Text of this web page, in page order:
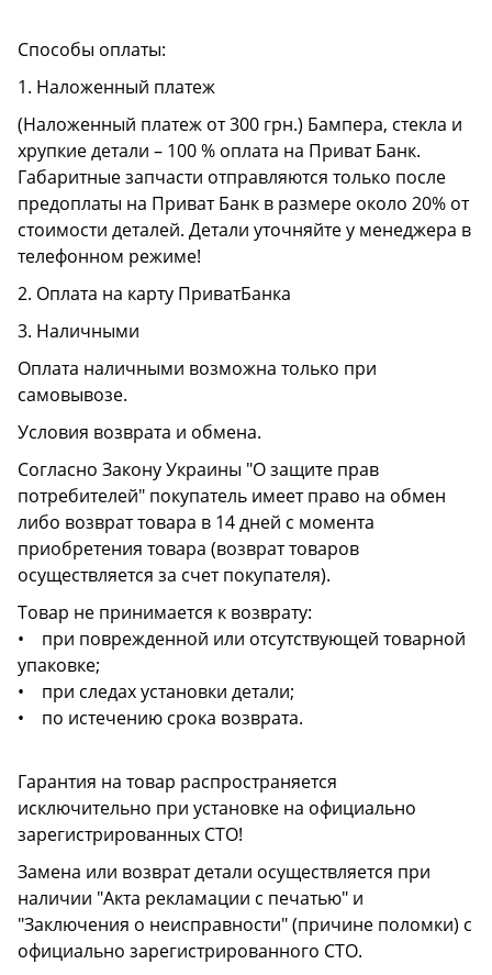
Способы оплаты:
1. Наложенный платеж
(Наложенный платеж от 300 грн.) Бампера, стекла и
хрупкие детали – 100 % оплата на Приват Банк.
Габаритные запчасти отправляются только после
предоплаты на Приват Банк в размере около 20% от
стоимости деталей. Детали уточняйте у менеджера в
телефонном режиме!
2. Оплата на карту ПриватБанка
3. Наличными
Оплата наличными возможна только при
самовывозе.
Условия возврата и обмена.
Согласно Закону Украины "О защите прав
потребителей" покупатель имеет право на обмен
либо возврат товара в 14 дней с момента
приобретения товара (возврат товаров
осуществляется за счет покупателя).
Товар не принимается к возврату:
• при поврежденной или отсутствующей товарной
упаковке;
• при следах установки детали;
• по истечению срока возврата.
Гарантия на товар распространяется
исключительно при установке на официально
зарегистрированных СТО!
Замена или возврат детали осуществляется при
наличии "Акта рекламации с печатью" и
"Заключения о неисправности" (причине поломки) с
официально зарегистрированного СТО.